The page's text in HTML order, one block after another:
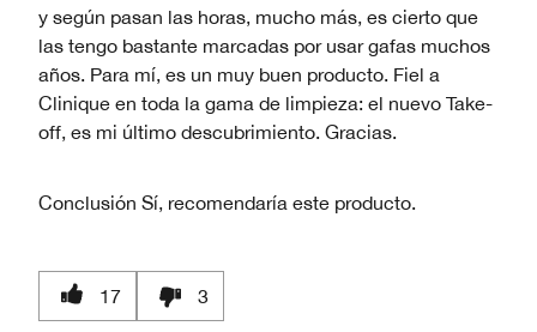
y según pasan las horas, mucho más, es cierto que
las tengo bastante marcadas por usar gafas muchos
años. Para mí, es un muy buen producto. Fiel a
Clinique en toda la gama de limpieza: el nuevo Take-
off, es mi último descubrimiento. Gracias.
Conclusión Sí, recomendaría este producto.
17 3